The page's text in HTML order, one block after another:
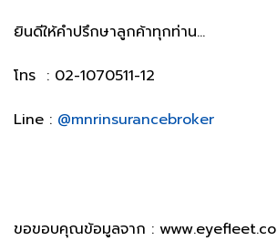
ยินดีให้คำปรึกษาลูกค้าทุกท่าน…
โทร : 02-1070511-12
Line : @mnrinsurancebroker
ขอขอบคุณข้อมูลจาก : www.eyefleet.co